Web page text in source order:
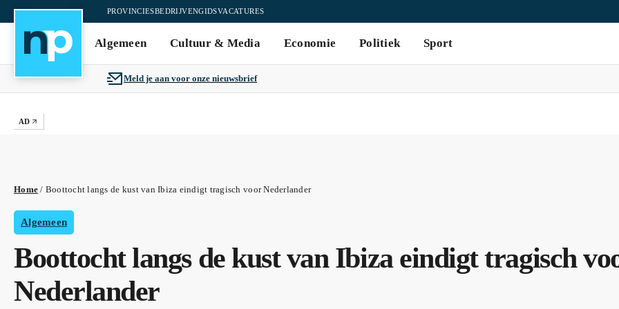
PROVINCIESBEDRIJVENGIDSVACATURES
Algemeen Cultuur & Media Economie Politiek Sport
Meld je aan voor onze nieuwsbrief
AD
Home / Boottocht langs de kust van Ibiza eindigt tragisch voor Nederlander
Algemeen
Boottocht langs de kust van Ibiza eindigt tragisch
Nederlander